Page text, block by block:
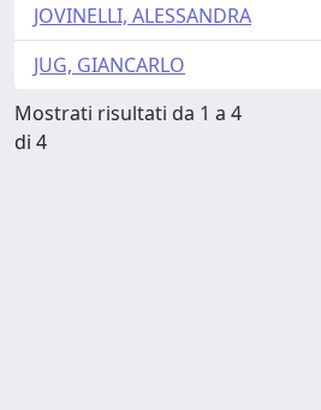
JOVINELLI, ALESSANDRA
JUG, GIANCARLO
Mostrati risultati da 1 a 4
di 4